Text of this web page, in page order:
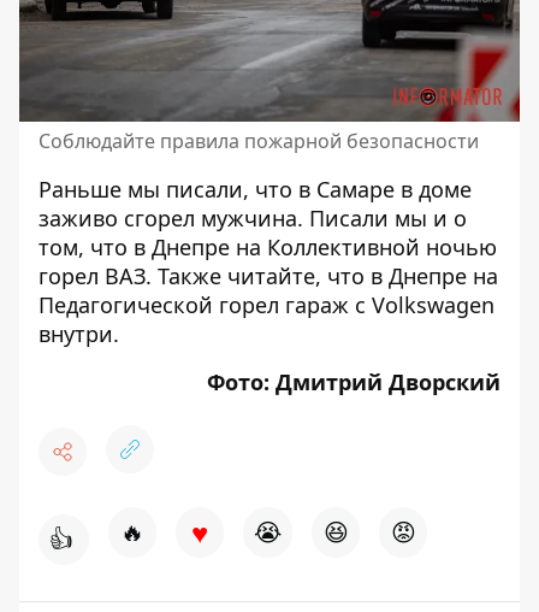
Соблюдайте правила пожарной безопасности
Раньше мы писали, что в Самаре в доме
заживо сгорел мужчина. Писали мы и о
том, что в Днепре на Коллективной ночью
горел ВАЗ. Также читайте, что в Днепре на
Педагогической горел гараж с Volkswagen
внутри.
Фото: Дмитрий Дворский
👍 🔥 ♥ 😭 😆 😡